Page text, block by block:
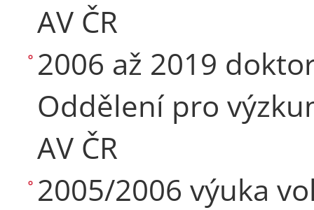
AV ČR
2006 až 2019
Oddělení pro
AV ČR
2005/2006 výuka